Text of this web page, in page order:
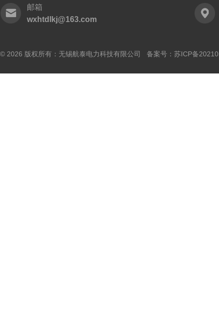
邮箱
wxhtdlkj@163.com
© 2026 版权所有：无锡航泰电力科技有限公司 备案号： 苏ICP备